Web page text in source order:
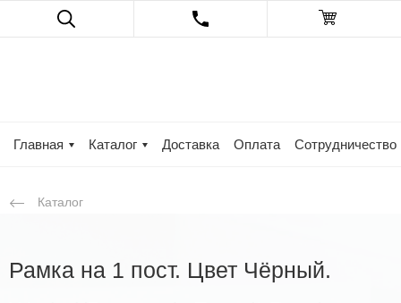
Главная Каталог Доставка Оплата Сотрудничество
Каталог
Рамка на 1 пост. Цвет Чёрный.